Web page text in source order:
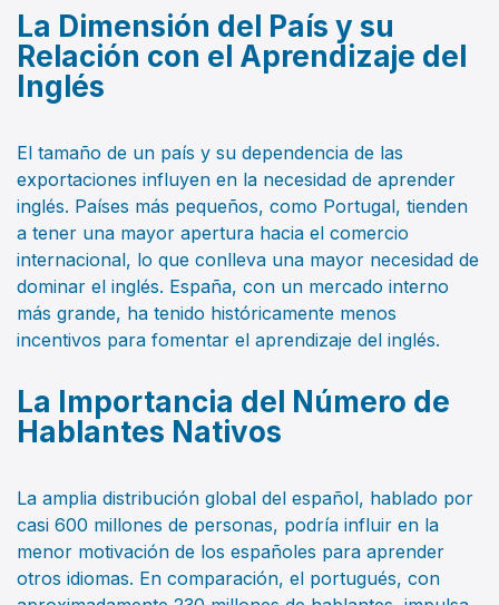
La Dimensión del País y su
Relación con el Aprendizaje del
Inglés
El tamaño de un país y su dependencia de las
exportaciones influyen en la necesidad de aprender
inglés. Países más pequeños, como Portugal, tienden
a tener una mayor apertura hacia el comercio
internacional, lo que conlleva una mayor necesidad de
dominar el inglés. España, con un mercado interno
más grande, ha tenido históricamente menos
incentivos para fomentar el aprendizaje del inglés.
La Importancia del Número de
Hablantes Nativos
La amplia distribución global del español, hablado por
casi 600 millones de personas, podría influir en la
menor motivación de los españoles para aprender
otros idiomas. En comparación, el portugués, con